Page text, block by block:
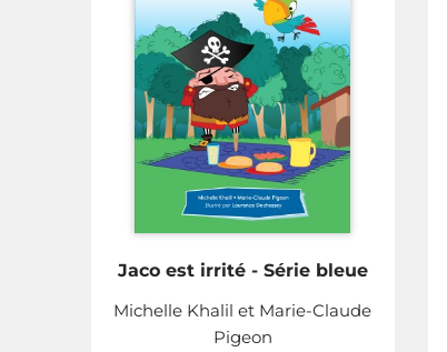
Jaco est irrité - Série bleue
Michelle Khalil et Marie-Claude
Pigeon